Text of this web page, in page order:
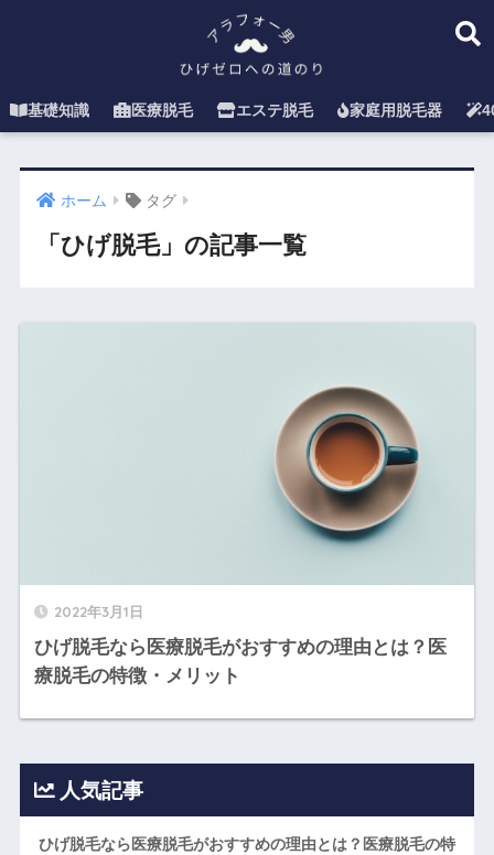
基礎知識 医療脱毛 エステ脱毛 家庭用脱毛器
ホーム タグ
「ひげ脱毛」の記事一覧
2022年3月1日
ひげ脱毛なら医療脱毛がおすすめの理由とは？医
療脱毛の特徴・メリット
人気記事
ひげ脱毛なら医療脱毛がおすすめの理由とは？医療脱毛の特